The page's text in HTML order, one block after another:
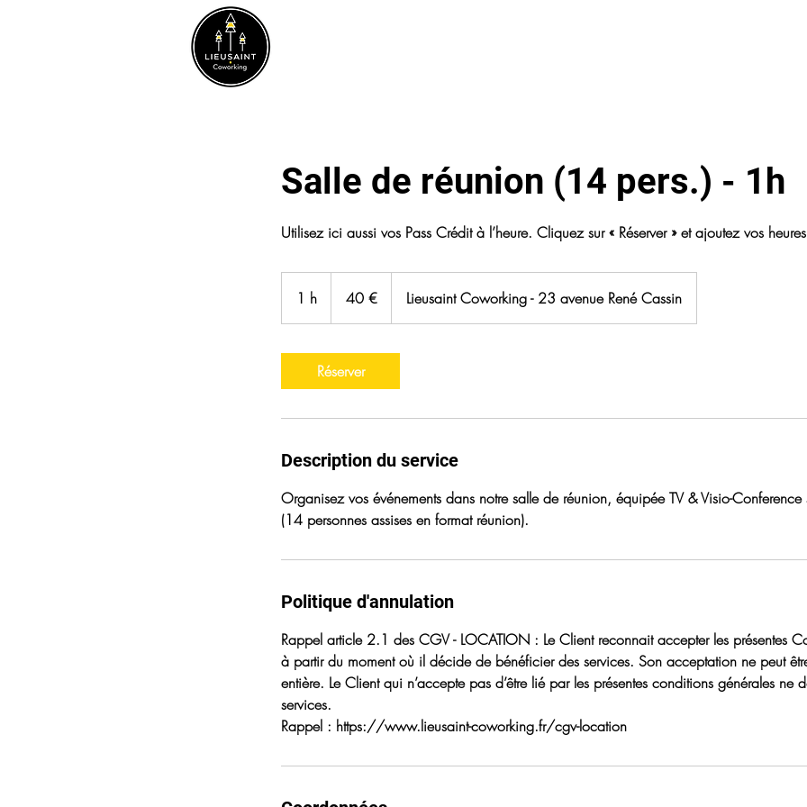
Salle de réunion (14 pers.) - 1h
Utilisez ici aussi vos Pass Crédit à l’heure. Cliquez sur « Réserver » et ajoutez vos
1 h 40 € Lieusaint Coworking - 23 avenue René Cassin
Réserver
Description du service
Organisez vos événements dans notre salle de réunion, équipée TV & Visio-Conference
(14 personnes assises en format réunion).
Politique d'annulation
Rappel article 2.1 des CGV - LOCATION : Le Client reconnait accepter les présentes
à partir du moment où il décide de bénéficier des services. Son acceptation ne peut
entière. Le Client qui n’accepte pas d’être lié par les présentes conditions générales ne
services.
Rappel : https://www.lieusaint-coworking.fr/cgv-location